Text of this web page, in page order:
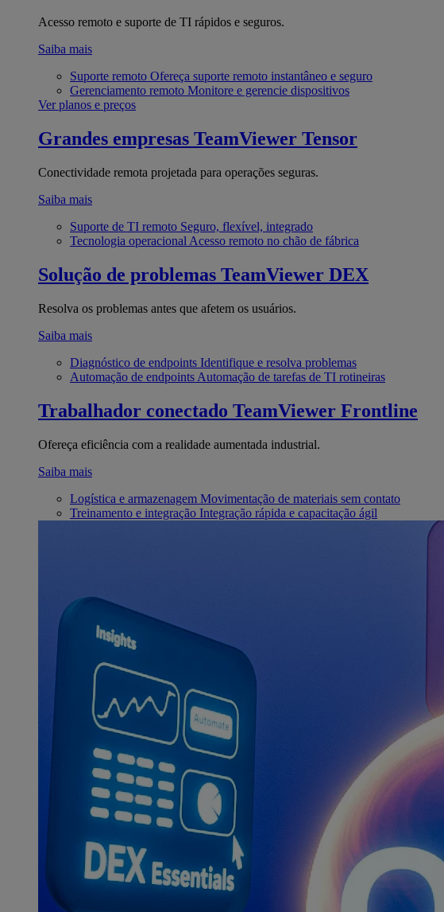
Acesso remoto e suporte de TI rápidos e seguros.
Saiba mais
Suporte remoto Ofereça suporte remoto instantâneo e seguro
Gerenciamento remoto Monitore e gerencie dispositivos
Ver planos e preços
Grandes empresas TeamViewer Tensor
Conectividade remota projetada para operações seguras.
Saiba mais
Suporte de TI remoto Seguro, flexível, integrado
Tecnologia operacional Acesso remoto no chão de fábrica
Solução de problemas TeamViewer DEX
Resolva os problemas antes que afetem os usuários.
Saiba mais
Diagnóstico de endpoints Identifique e resolva problemas
Automação de endpoints Automação de tarefas de TI rotineiras
Trabalhador conectado TeamViewer Frontline
Ofereça eficiência com a realidade aumentada industrial.
Saiba mais
Logística e armazenagem Movimentação de materiais sem contato
Treinamento e integração Integração rápida e capacitação ágil